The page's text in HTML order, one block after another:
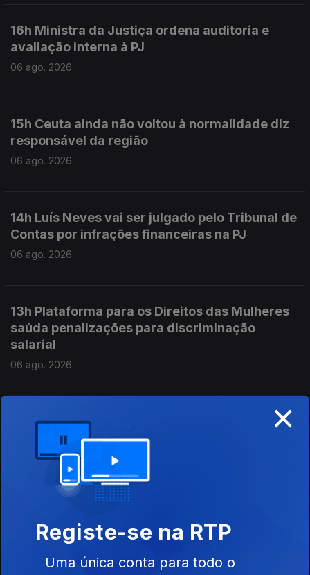
16h Ministra da Justiça ordena auditoria e
avaliação interna à PJ
06 ago. 2026
15h Ceuta ainda não voltou à normalidade diz
responsável da região
06 ago. 2026
14h Luís Neves vai ser julgado pelo Tribunal de
Contas por infrações financeiras na PJ
06 ago. 2026
13h Plataforma para os Direitos das Mulheres
saúda penalizações para discriminação
salarial
06 ago. 2026
12h Garrafas e latas sem o símbolo Volta vão
poder continuar a ser vendidas até ao
esgotamento do stock
06 ago. 2026
11h 67 pessoas realojadas devido ao mau
tempo nos Açores
06 ago. 2026
×
Registe-se na RTP
Uma única conta para todo o